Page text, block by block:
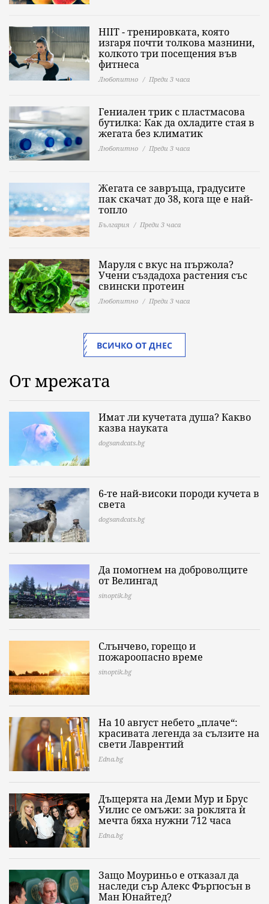
HIIT - тренировката, която
изгаря почти толкова мазнини,
колкото три посещения във
фитнеса
Любопитно Преди 3 часа
Гениален трик с пластмасова
бутилка: Как да охладите стая в
жегата без климатик
Любопитно Преди 3 часа
Жегата се завръща, градусите
пак скачат до 38, кога ще е най-
топло
България Преди 3 часа
Маруля с вкус на пържола?
Учени създадоха растения със
свински протеин
Любопитно Преди 3 часа
ВСИЧКО ОТ ДНЕС
От мрежата
Имат ли кучетата душа? Какво
казва науката
dogsandcats.bg
6-те най-високи породи кучета в
света
dogsandcats.bg
Да помогнем на доброволците
от Велингад
sinoptik.bg
Слънчево, горещо и
пожароопасно време
sinoptik.bg
На 10 август небето „плаче“:
красивата легенда за сълзите на
свети Лаврентий
Edna.bg
Дъщерята на Деми Мур и Брус
Уилис се омъжи: за роклята ѝ
мечта бяха нужни 712 часа
Edna.bg
Защо Моуриньо е отказал да
наследи сър Алекс Фъргюсън в
Ман Юнайтед?